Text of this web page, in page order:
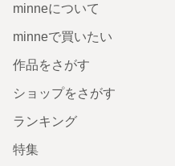
minneについて
minneで買いたい
作品をさがす
ショップをさがす
ランキング
特集